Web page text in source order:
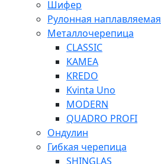
Шифер
Рулонная наплавляемая
Металлочерепица
CLASSIC
KAMEA
KREDO
Kvinta Uno
MODERN
QUADRO PROFI
Ондулин
Гибкая черепица
SHINGLAS